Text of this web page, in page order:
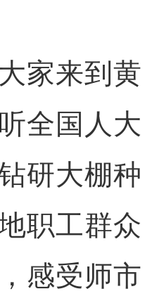
来到黄
全国人大
研大棚种
职工群众
感受师市